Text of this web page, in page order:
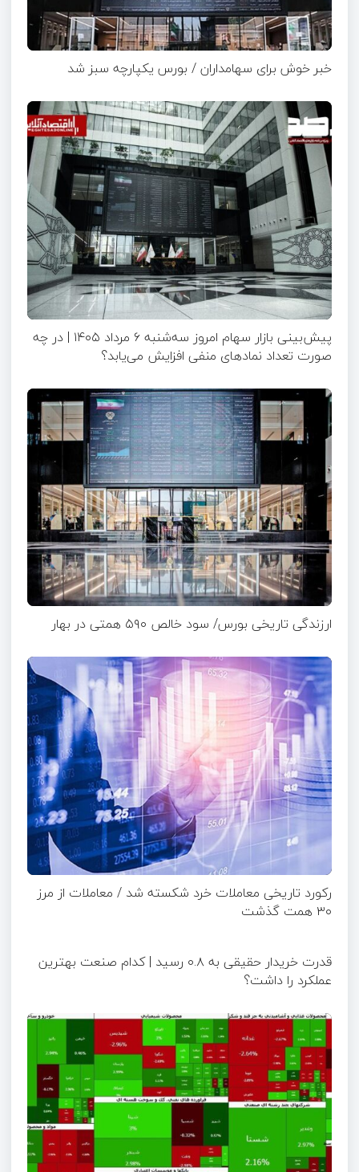
خبر خوش برای سهامداران / بورس یکپارچه سبز شد
پیش‌بینی بازار سهام امروز سه‌شنبه ۶ مرداد ۱۴۰۵ | در چه
صورت تعداد نماد‌های منفی افزایش می‌یابد؟
ارزندگی تاریخی بورس/ سود خالص ۵۹۰ همتی در بهار
رکورد تاریخی معاملات خرد شکسته شد / معاملات از مرز
۳۰ همت گذشت
قدرت خریدار حقیقی به ۰.۸ رسید | کدام صنعت بهترین
عملکرد را داشت؟